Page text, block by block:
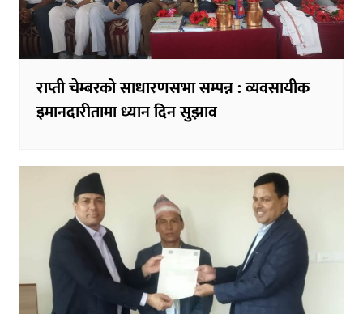
राप्ती चेम्बरको साधारणसभा सम्पन्न : व्यवसायीक
इमानदारीतामा ध्यान दिन सुझाव